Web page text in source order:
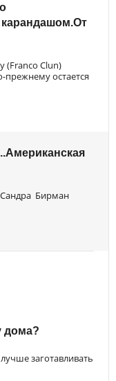
карандашом.От
(Franco Clun)
прежнему остается
Бирман
дома?
заготавливать